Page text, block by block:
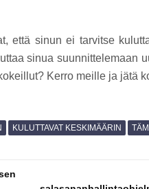
että sinun ei tarvitse
sinua suunnittelemaan
Kerro meille ja jätä
KULUTTAVAT KESKIMÄÄRIN